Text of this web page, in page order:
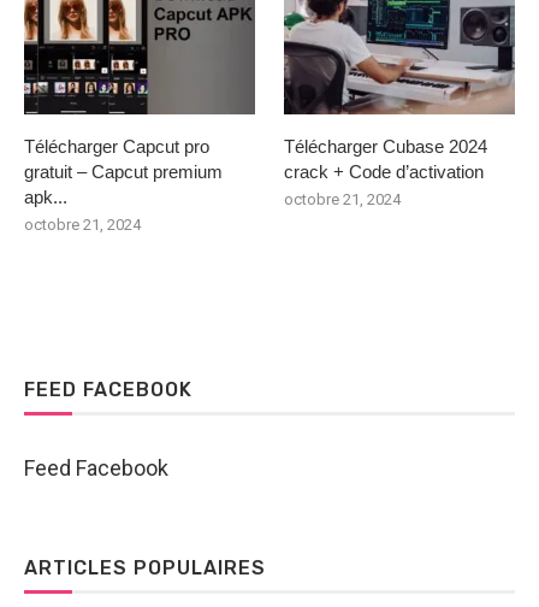
Télécharger Capcut pro
gratuit – Capcut premium
apk...
octobre 21, 2024
Télécharger Cubase 2024
crack + Code d’activation
octobre 21, 2024
FEED FACEBOOK
Feed Facebook
ARTICLES POPULAIRES